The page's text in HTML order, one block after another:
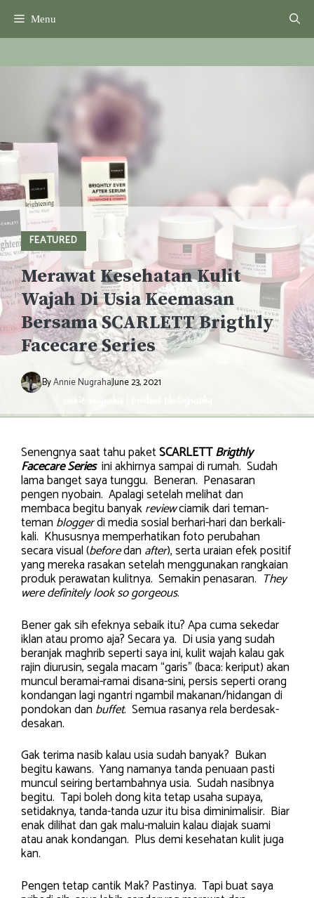
Menu
FEATURED
Merawat Kesehatan Kulit
Wajah Di Usia Keemasan
Bersama SCARLETT Brigthly
Facecare Series
ByAnnie NugrahaJune 23, 2021
Senengnya saat tahu paketSCARLETTBrigthly
Facecare Series ini akhirnya sampai di rumah. Sudah
lama banget saya tunggu. Beneran. Penasaran
pengen nyobain. Apalagi setelah melihat dan
membaca begitu banyakreviewciamik dari teman-
teman bloggerdi media sosial berhari-hari dan berkali-
kali. Khususnya memperhatikan foto perubahan
secara visual (beforedan after), serta uraian efek positif
yang mereka rasakan setelah menggunakan rangkaian
produk perawatan kulitnya. Semakin penasaran. They
were definitely look so gorgeous.
Bener gak sih efeknya sebaik itu? Apa cuma sekedar
iklan atau promo aja? Secara ya. Di usia yang sudah
beranjak maghrib seperti saya ini, kulit wajah kalau gak
rajin diurusin, segala macam “garis” (baca: keriput) akan
muncul beramai-ramai disana-sini, persis seperti orang
kondangan lagi ngantri ngambil makanan/hidangan di
pondokan dan buffet. Semua rasanya rela berdesak-
desakan.
Gak terima nasib kalau usia sudah banyak? Bukan
begitu kawans. Yang namanya tanda penuaan pasti
muncul seiring bertambahnya usia. Sudah nasibnya
begitu. Tapi boleh dong kita tetap usaha supaya,
setidaknya, tanda-tanda uzur itu bisa diminimalisir. Biar
enak dilihat dan gak malu-maluin kalau diajak suami
atau anak kondangan. Plus demi kesehatan kulit juga
kan.
Pengen tetap cantik Mak? Pastinya. Tapi buat saya